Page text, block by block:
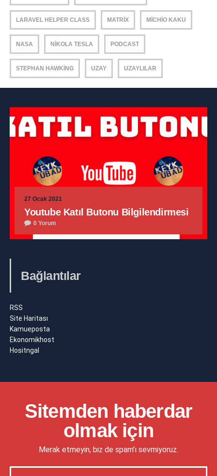
LARAVEL HELPER CLASS MATRIX MICHIO KAKU
NASA NIKOLA TESLA PODCAST
STEPHAN HAWKING UZAY UZAYLILAR
27 Ocak 2021
Youtube Katıl Butonu Bilgilendirmesi
0 Yorum
Bağlantılar
RSS
Site Haritası
Kamueposta
Ekonomikhost
Hositngal
Sitemden haberdar
olmak için
Merak etmeyin, biz de spam'ı sevmiyoruz.